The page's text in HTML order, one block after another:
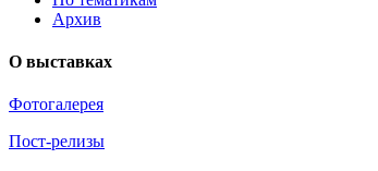
Архив
О выставках
Фотогалерея
Пост-релизы